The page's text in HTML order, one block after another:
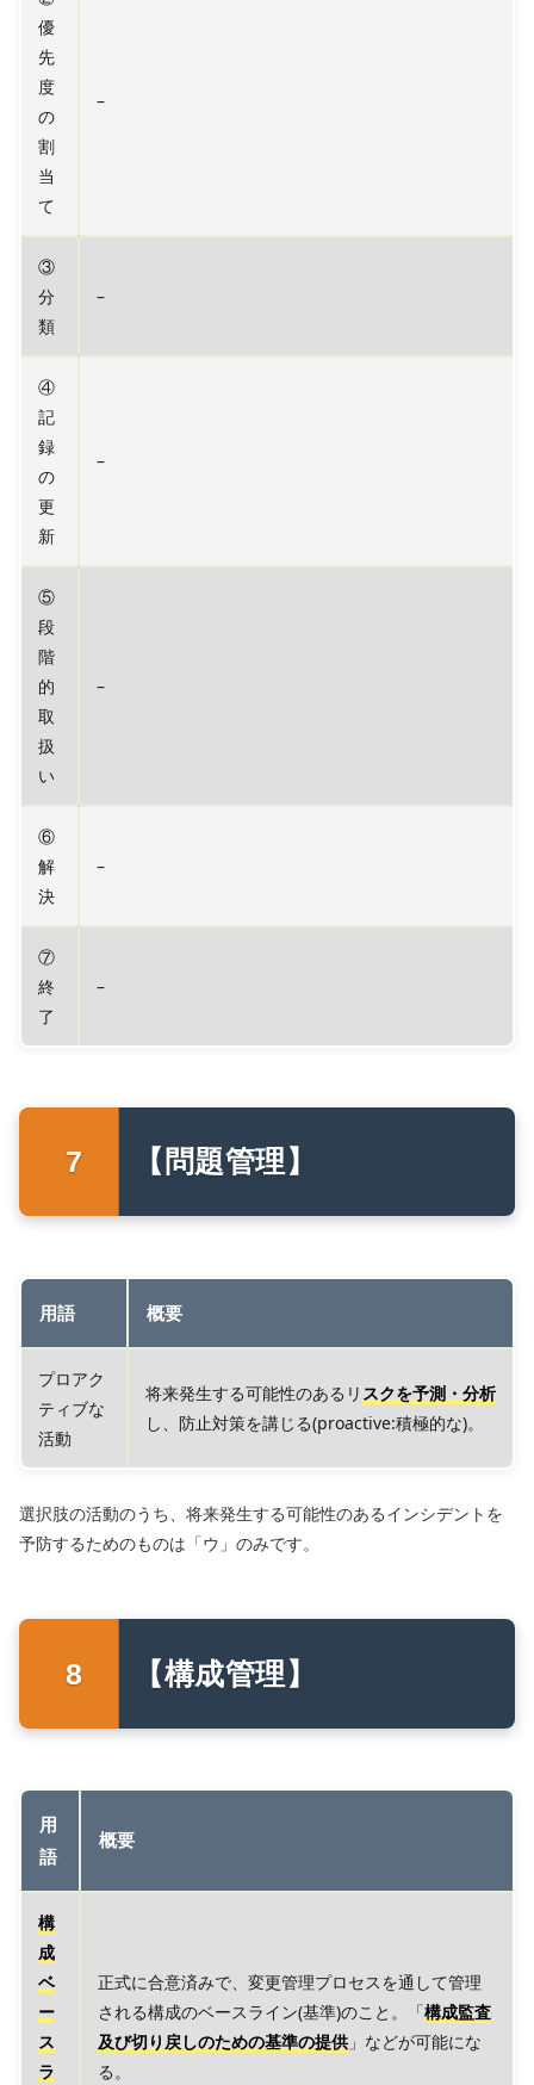
優
先
度
の
割
当
て
–
③
分
類
–
④
記
録
の
更
新
–
⑤
段
階
的
取
扱
い
–
⑥
解
決
–
⑦
終
了
–
【問題管理】
用語 概要
プロアク
ティブな
活動
将来発生する可能性のあるリ スクを予測・分析
し、防止対策を講じる(proactive:積極的な)。
選択肢の活動のうち、将来発生する可能性のあるインシデントを
予防するためのものは「ウ」のみです。
【構成管理】
用
語
概要
構
成
ベ
ー
ス
ラ
正式に合意済みで、変更管理プロセスを通して管理
される構成のベースライン(基準)のこと。「構成監査
及び切り戻しのための基準の提供 」などが可能にな
る。